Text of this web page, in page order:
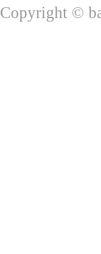
Copyright ©